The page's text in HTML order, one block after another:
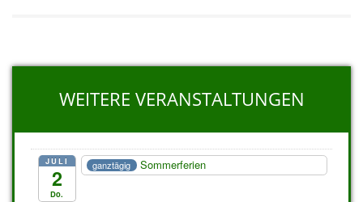
WEITERE VERANSTALTUNGEN
JULI
2
Do.
ganztägig Sommerferien